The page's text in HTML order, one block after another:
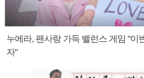
누에라, 팬사랑 가득 밸런스 게임 "이
자"